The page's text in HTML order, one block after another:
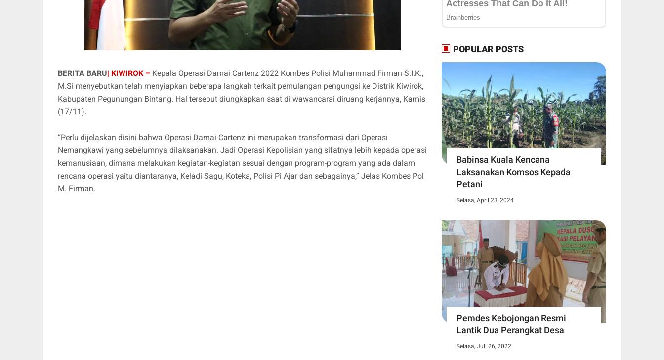
BERITA BARU| KIWIROK – Kepala Operasi Damai Cartenz 2022 Kombes Polisi Muhammad Firman S.I.K.,
M.Si menyebutkan telah menyiapkan beberapa langkah terkait pemulangan pengungsi ke Distrik Kiwirok,
Kabupaten Pegunungan Bintang. Hal tersebut diungkapkan saat di wawancarai diruang kerjannya, Kamis
(17/11).
“Perlu dijelaskan disini bahwa Operasi Damai Cartenz ini merupakan transformasi dari Operasi
Nemangkawi yang sebelumnya dilaksanakan. Jadi Operasi Kepolisian yang sifatnya lebih kepada operasi
kemanusiaan, dimana melakukan kegiatan-kegiatan sesuai dengan program-program yang ada dalam
rencana operasi yaitu diantaranya, Keladi Sagu, Koteka, Polisi Pi Ajar dan sebagainya,” Jelas Kombes Pol
M. Firman.
POPULAR POSTS
Babinsa Kuala Kencana
Laksanakan Komsos Kepada
Petani
Selasa, April 23, 2024
Pemdes Kebojongan Resmi
Lantik Dua Perangkat Desa
Selasa, Juli 26, 2022